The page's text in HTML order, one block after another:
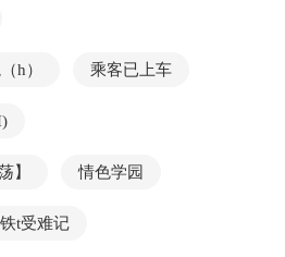
h） 乘客已上车
】 情色学园
铁t受难记